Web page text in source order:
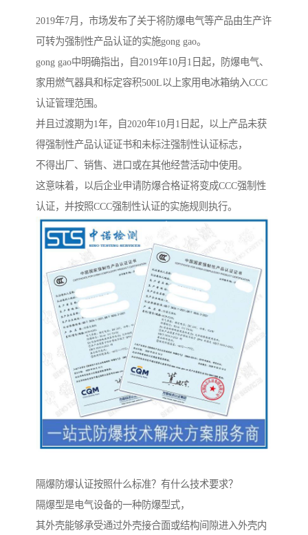
2019年7月，市场发布了关于将防爆电气等产品由生产许
可转为强制性产品认证的实施gong gao。
gong gao中明确指出，自2019年10月1日起，防爆电气、
家用燃气器具和标定容积500L以上家用电冰箱纳入CCC
认证管理范围。
并且过渡期为1年，自2020年10月1日起，以上产品未获
得强制性产品认证证书和未标注强制性认证标志，
不得出厂、销售、进口或在其他经营活动中使用。
这意味着，以后企业申请防爆合格证将变成CCC强制性
认证，并按照CCC强制性认证的实施规则执行。
隔爆防爆认证按照什么标准？有什么技术要求？
隔爆型是电气设备的一种防爆型式，
其外壳能够承受通过外壳接合面或结构间隙进入外壳内